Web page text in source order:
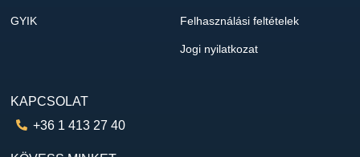
GYIK Felhasználási feltételek
Jogi nyilatkozat
KAPCSOLAT
+36 1 413 27 40